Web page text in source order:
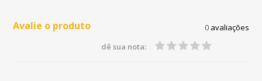
Avalie o produto 0avaliações
dê sua nota: